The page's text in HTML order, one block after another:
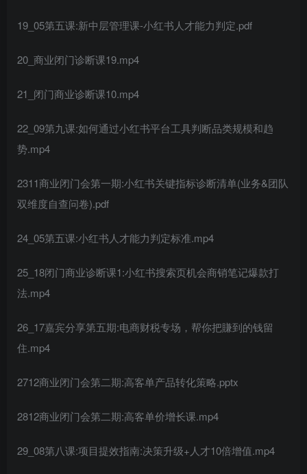
19_05第五课:新中层管理课-小红书人才能力判定.pdf
20_商业闭门诊断课19.mp4
21_闭门商业诊断课10.mp4
22_09第九课:如何通过小红书平台工具判断品类规模和趋
势.mp4
2311商业闭门会第一期:小红书关键指标诊断清单(业务&团队
双维度自查问卷).pdf
24_05第五课:小红书人才能力判定标准.mp4
25_18闭门商业诊断课1:小红书搜索页机会商销笔记爆款打
法.mp4
26_17嘉宾分享第五期:电商财税专场，帮你把賺到的钱留
住.mp4
2712商业闭门会第二期:高客单产品转化策略.pptx
2812商业闭门会第二期:高客单价增长课.mp4
29_08第八课:项目提效指南:决策升级+人才10倍增值.mp4